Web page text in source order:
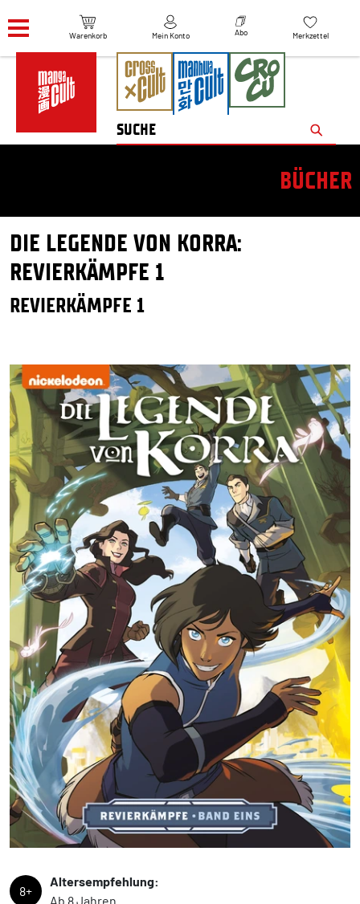
Warenkorb Mein Konto Abo Merkzettel
BÜCHER
DIE LEGENDE VON KORRA:
REVIERKÄMPFE 1
REVIERKÄMPFE 1
8+
Altersempfehlung:
Ab 8 Jahren